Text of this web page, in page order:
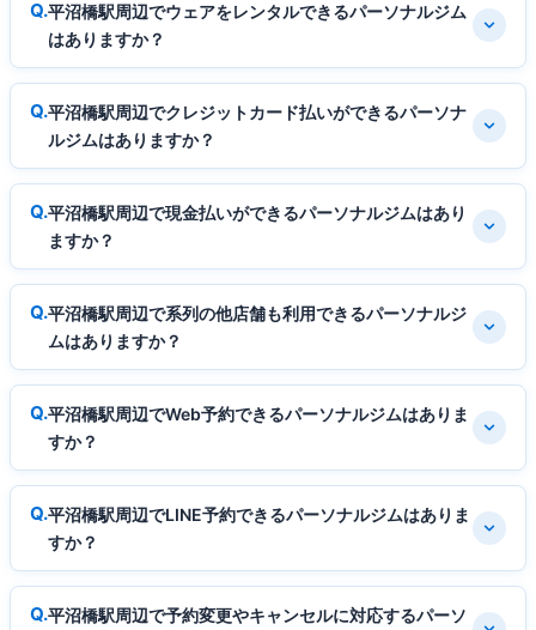
平沼橋駅周辺でウェアをレンタルできるパーソナルジム
はありますか？
平沼橋駅周辺でクレジットカード払いができるパーソナ
ルジムはありますか？
平沼橋駅周辺で現金払いができるパーソナルジムはあり
ますか？
平沼橋駅周辺で系列の他店舗も利用できるパーソナルジ
ムはありますか？
平沼橋駅周辺でWeb予約できるパーソナルジムはありま
すか？
平沼橋駅周辺でLINE予約できるパーソナルジムはありま
すか？
平沼橋駅周辺で予約変更やキャンセルに対応するパーソ